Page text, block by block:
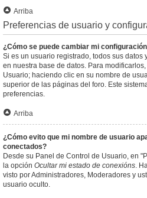
Arriba
Preferencias de usuario y
¿Cómo se puede cambiar mi
Si es un usuario registrado, todos sus
en nuestra base de datos. Para
Usuario; haciendo clic en su nombre de
superior de las páginas del foro. Este
preferencias.
Arriba
¿Cómo evito que mi nombre de usuario
conectados?
Desde su Panel de Control de Usuario, en
la opción Ocultar mi estado de conexións.
visto por Administradores, Moderadores y
usuario oculto.